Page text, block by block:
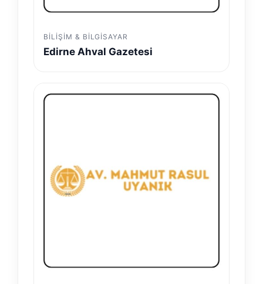
BILIŞIM & BILGISAYAR
Edirne Ahval Gazetesi